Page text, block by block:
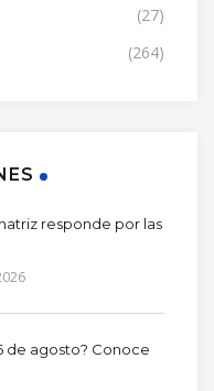
(27)
(264)
responde por las
de agosto? Conoce